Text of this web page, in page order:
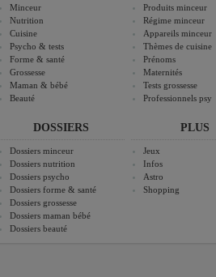
Minceur
Nutrition
Cuisine
Psycho & tests
Forme & santé
Grossesse
Maman & bébé
Beauté
DOSSIERS
Dossiers minceur
Dossiers nutrition
Dossiers psycho
Dossiers forme & santé
Dossiers grossesse
Dossiers maman bébé
Dossiers beauté
Produits minceur
Régime minceur
Appareils minceur
Thèmes de cuisine
Prénoms
Maternités
Tests grossesse
Professionnels psy
PLUS
Jeux
Infos
Astro
Shopping